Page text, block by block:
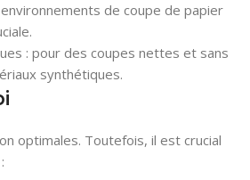
de coupe de papier
: pour des coupes nettes et sans
synthétiques.
optimales. Toutefois, il est crucial